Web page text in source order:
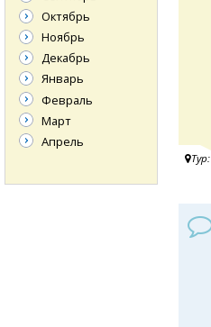
Тур:
Октябрь
Ноябрь
Декабрь
Январь
Февраль
Март
Апрель